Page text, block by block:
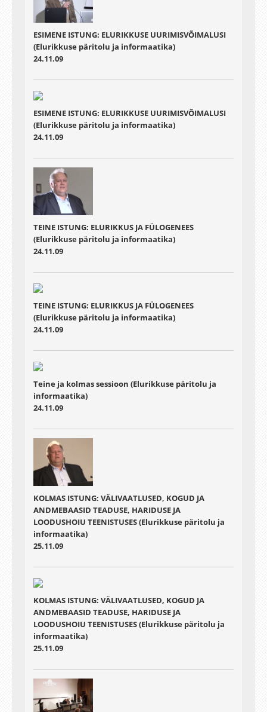
ESIMENE ISTUNG: ELURIKKUSE UURIMISVÕIMALUSI
(Elurikkuse päritolu ja informaatika)
24.11.09
ESIMENE ISTUNG: ELURIKKUSE UURIMISVÕIMALUSI
(Elurikkuse päritolu ja informaatika)
24.11.09
TEINE ISTUNG: ELURIKKUS JA FÜLOGENEES
(Elurikkuse päritolu ja informaatika)
24.11.09
TEINE ISTUNG: ELURIKKUS JA FÜLOGENEES
(Elurikkuse päritolu ja informaatika)
24.11.09
Teine ja kolmas sessioon (Elurikkuse päritolu ja
informaatika)
24.11.09
KOLMAS ISTUNG: VÄLIVAATLUSED, KOGUD JA
ANDMEBAASID TEADUSE, HARIDUSE JA
LOODUSHOIU TEENISTUSES (Elurikkuse päritolu ja
informaatika)
25.11.09
KOLMAS ISTUNG: VÄLIVAATLUSED, KOGUD JA
ANDMEBAASID TEADUSE, HARIDUSE JA
LOODUSHOIU TEENISTUSES (Elurikkuse päritolu ja
informaatika)
25.11.09